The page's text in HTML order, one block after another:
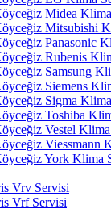
Midea
Mitsubishi
Panasonic
Rubenis
Samsung
Siemens
Sigma
Toshiba
Vestel
Viessmann
York Klima
Vrv Servisi
Vrf Servisi